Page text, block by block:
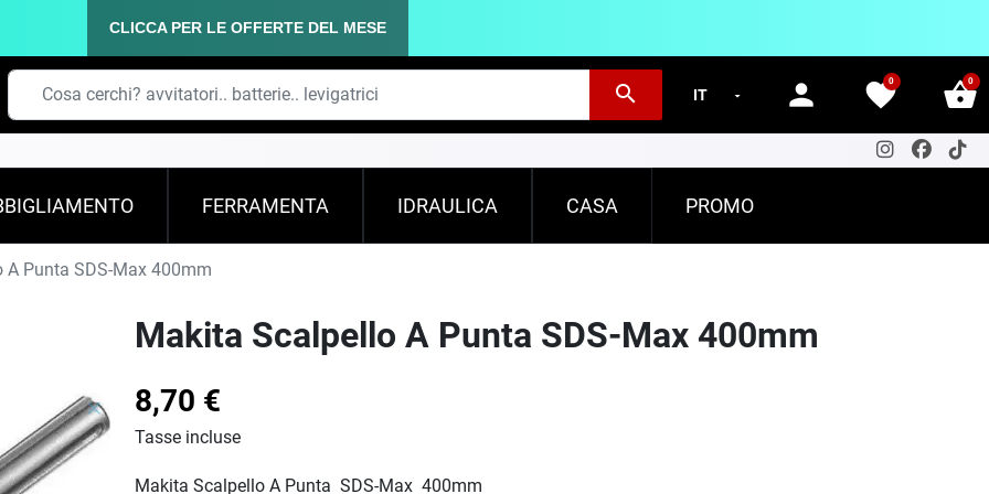
CLICCA PER LE OFFERTE DEL MESE
search person favorite
0 shopping_basket
0
FERRAMENTA IDRAULICA CASA PROMO
Punta SDS-Max 400mm
Makita Scalpello A Punta SDS-Max 400mm
8,70 €
Tasse incluse
Makita Scalpello A Punta SDS-Max 400mm